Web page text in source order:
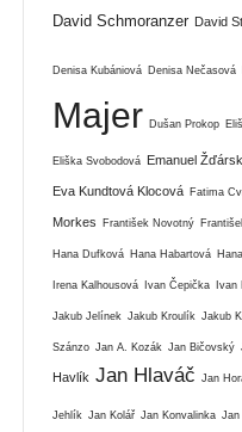
David Schmoranzer David
Denisa Kubániová Denisa Nečasová
Majer Dušan Prokop
Eliška Svobodová Emanuel
Eva Kundtová Klocová Fatima
Morkes František Novotný
Hana Dufková Hana Habartová
Irena Kalhousová Ivan Čepička Ivan
Jakub Jelínek Jakub Kroulík Jakub
Szánzo Jan A. Kozák Jan Bičovský
Havlík Jan Hlaváč Jan
Jehlík Jan Kolář Jan Konvalinka Jan